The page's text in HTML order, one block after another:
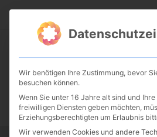
Wir benötigen Ihre Zustimmung, bevor
besuchen können.
Wenn Sie unter 16 Jahre alt sind und
freiwilligen Diensten geben möchten,
Erziehungsberechtigten um Erlaubnis
Wir verwenden Cookies und andere